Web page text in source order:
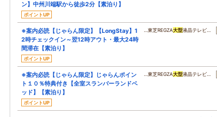
ン】中州川端駅から徒歩2分【素泊り】
ポイントUP
※案内必読【じゃらん限定】【LongStay】1
2時チェックイン～翌12時アウト・最大24時
間滞在【素泊り】
ポイントUP
…東芝REGZA大型液晶テレビ…
※案内必読【じゃらん限定】じゃらんポイン
ト１０％特典付き【全室スランバーランドベ
ッド】【素泊り】
ポイントUP
…東芝REGZA大型液晶テレビ…